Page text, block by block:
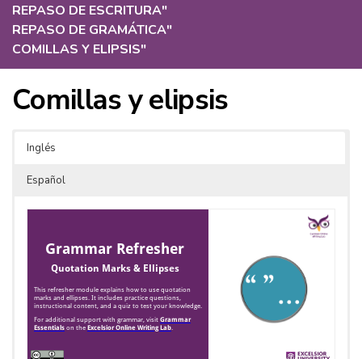
REPASO DE ESCRITURA"
REPASO DE GRAMÁTICA"
COMILLAS Y ELIPSIS"
Comillas y elipsis
Inglés
Español